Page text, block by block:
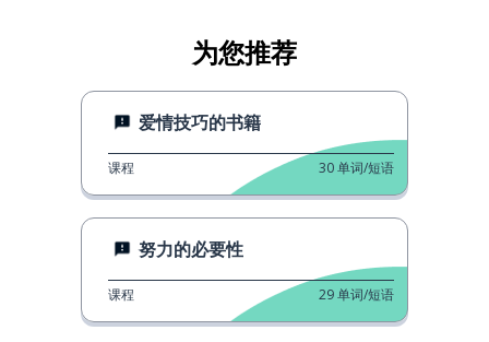
为您推荐
爱情技巧的书籍
课程 30单词/短语
努力的必要性
课程 29单词/短语